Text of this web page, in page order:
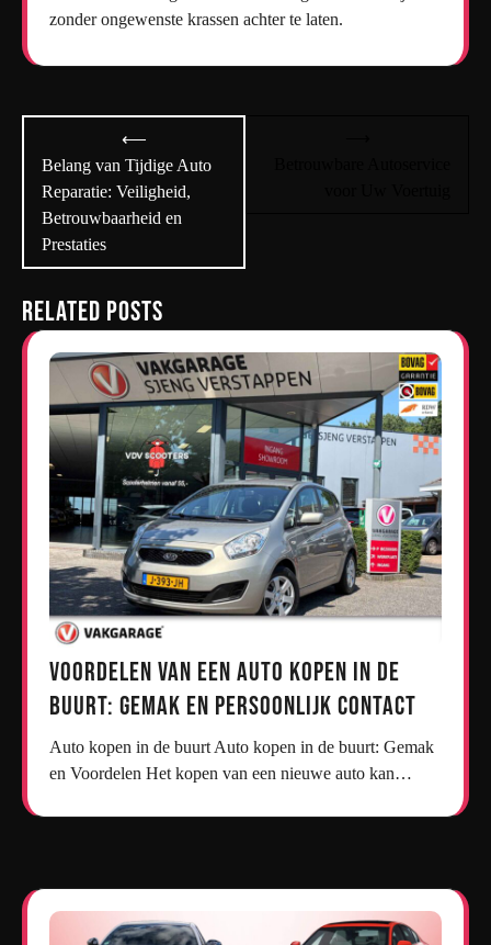
zonder ongewenste krassen achter te laten.
navigatie
⟵
Belang van Tijdige Auto
Reparatie: Veiligheid,
Betrouwbaarheid en
Prestaties
Related Posts
Voordelen van een Auto Kopen in de
Buurt: Gemak en Persoonlijk Contact
Auto kopen in de buurt Auto kopen in de buurt: Gemak
en Voordelen Het kopen van een nieuwe auto kan…